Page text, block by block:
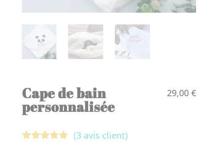
Cape de bain
personnalisée
29,00€
(3avis client)